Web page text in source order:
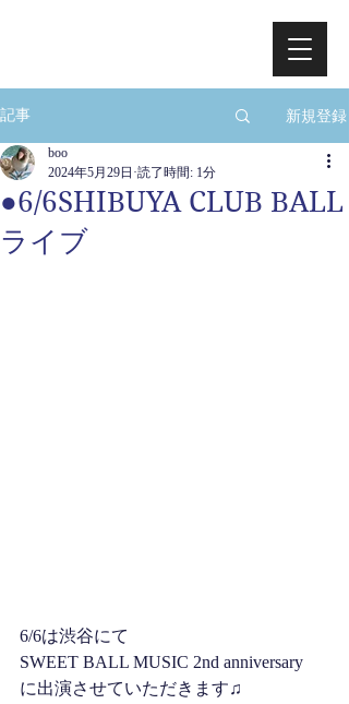
記事 新規登録
●6/6SHIBUYA CLUB BALL
ライブ
boo
2024年5月29日 読了時間: 1分
6/6は渋谷にて
SWEET BALL MUSIC 2nd anniversary
に出演させていただきます♫